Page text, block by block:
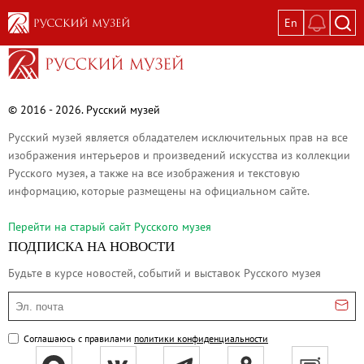
En
Выставки
Великая. Образ женщины в русском
Пётр Кончаловский. Сад в цвету
Иван Шишкин. Русский лес
Василий Тропинин
Окрестности Санкт-Петербурга в
Памяти Киры Владимировны
Постоянные экспозиции
Постоянная экспозиция «Наш
Русское искусство первой половины
Древнерусское искусство ХII—XVII
Русское искусство XVIII века
© 2016 - 2026. Русский музей
Русский музей является обладателем исключительных прав на все
изображения интерьеров и произведений искусства из коллекции
Русского музея, а также на все изображения и текстовую
информацию, которые размещены на официальном сайте.
Перейти на cтарый сайт Русского музея
ПОДПИСКА НА НОВОСТИ
Будьте в курсе новостей, событий и выставок Русского музея
Эл. почта
Соглашаюсь с правилами политики конфиденциальности